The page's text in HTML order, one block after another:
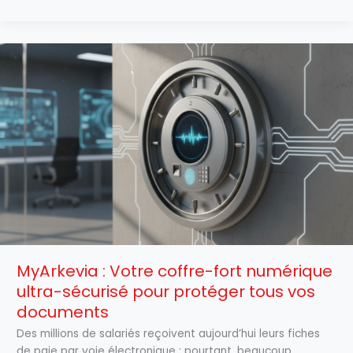
MyArkevia : Votre coffre-fort numérique
ultra-sécurisé pour protéger tous vos
documents
Des millions de salariés reçoivent aujourd’hui leurs fiches
MyArkevia
Votre
coffre-
fort
numérique
ultra-
sécurisé
protéger
vos